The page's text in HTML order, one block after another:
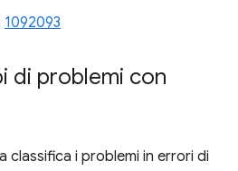
1092093
di problemi con
classifica i problemi in errori di